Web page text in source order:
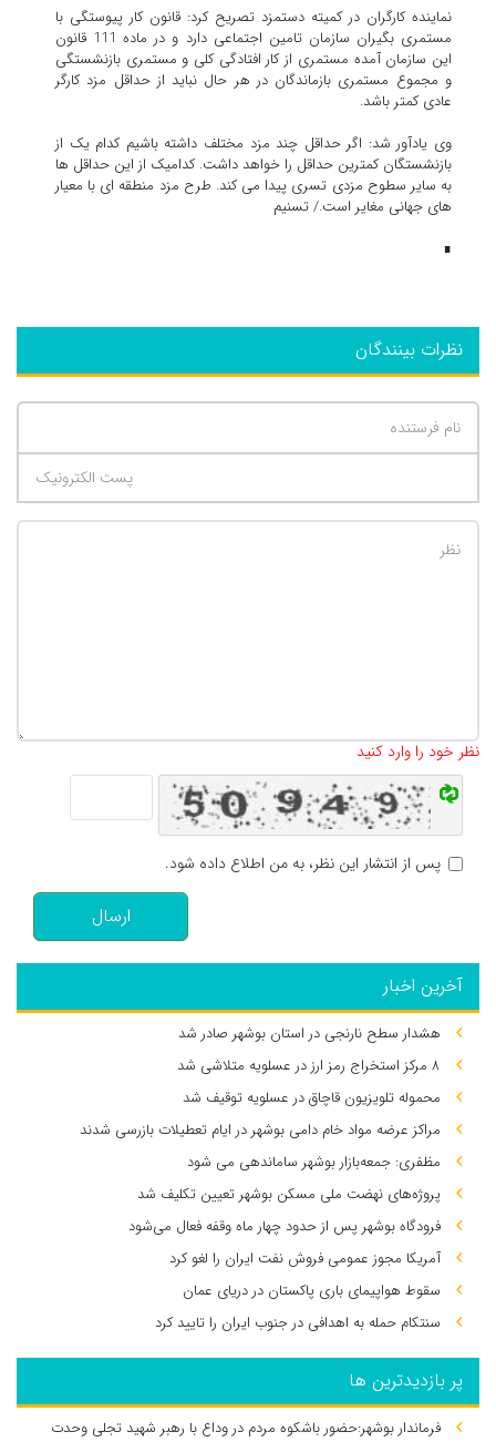
نماینده کارگران در کمیته دستمزد تصریح کرد: قانون کار پیوستگی با
مستمری بگیران سازمان تامین اجتماعی دارد و در ماده 111 قانون
این سازمان آمده مستمری از کار افتادگی کلی و مستمری بازنشستگی
و مجموع مستمری بازماندگان در هر حال نباید از حداقل مزد کارگر
عادی کمتر باشد.
وی یادآور شد: اگر حداقل چند مزد مختلف داشته باشیم کدام یک از
بازنشستگان کمترین حداقل را خواهد داشت. کدامیک از این حداقل ها
به سایر سطوح مزدی تسری پیدا می کند. طرح مزد منطقه ای با معیار
های جهانی مغایر است./ تسنیم
∎
نظرات بینندگان
نظر خود را وارد کنید
پس از انتشار این نظر، به من اطلاع داده شود.
ارسال
آخرین اخبار
هشدار سطح نارنجی در استان بوشهر صادر شد
۸ مرکز استخراج رمز ارز در عسلویه متلاشی شد
محموله تلویزیون قاچاق در عسلویه توقیف شد
مراکز عرضه مواد خام دامی بوشهر در ایام تعطیلات بازرسی شدند
مظفری: جمعه‌بازار بوشهر ساماندهی می‌ شود
پروژه‌های نهضت ملی مسکن بوشهر تعیین تکلیف شد
فرودگاه بوشهر پس از حدود چهار ماه وقفه فعال می‌شود
آمریکا مجوز عمومی فروش نفت ایران را لغو کرد
سقوط هواپیمای باری پاکستان در دریای عمان
سنتکام حمله به اهدافی در جنوب ایران را تایید کرد
پر بازدیدترین ها
فرماندار بوشهر:حضور باشکوه مردم در وداع با رهبر شهید تجلی وحدت